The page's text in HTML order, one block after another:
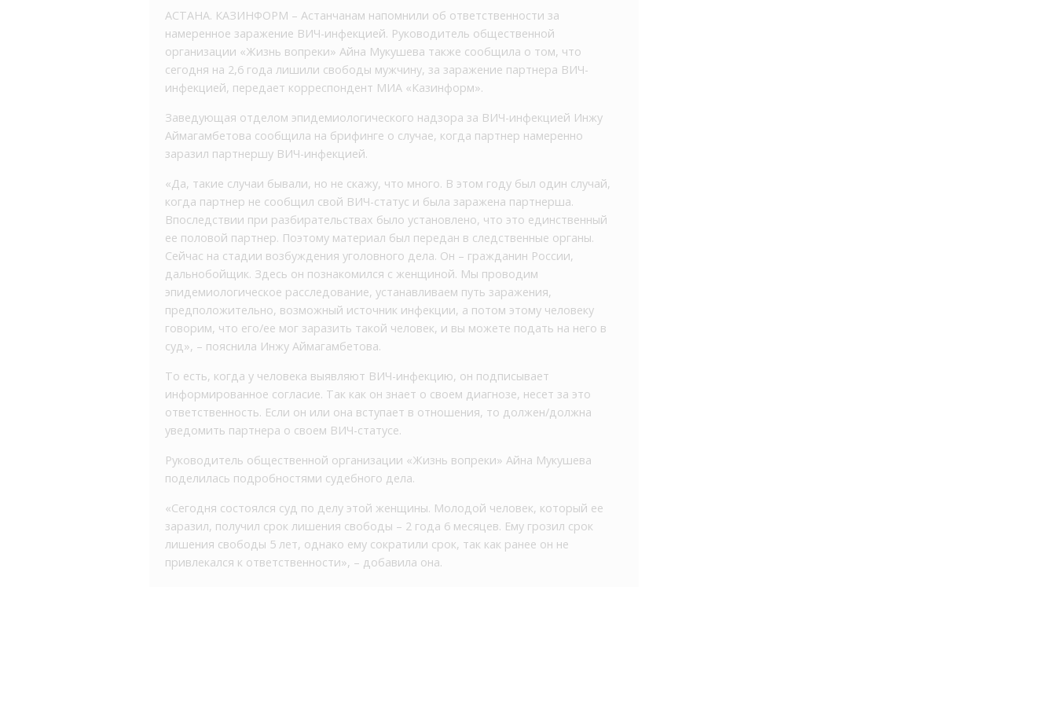
АСТАНА. КАЗИНФОРМ – Астанчанам напомнили об ответственности за
намеренное заражение ВИЧ-инфекцией. Руководитель общественной
организации «Жизнь вопреки» Айна Мукушева также сообщила о том, что
сегодня на 2,6 года лишили свободы мужчину, за заражение партнера ВИЧ-
инфекцией, передает корреспондент МИА «Казинформ».
Заведующая отделом эпидемиологического надзора за ВИЧ-инфекцией Инжу
Аймагамбетова сообщила на брифинге о случае, когда партнер намеренно
заразил партнершу ВИЧ-инфекцией.
«Да, такие случаи бывали, но не скажу, что много. В этом году был один случай,
когда партнер не сообщил свой ВИЧ-статус и была заражена партнерша.
Впоследствии при разбирательствах было установлено, что это единственный
ее половой партнер. Поэтому материал был передан в следственные органы.
Сейчас на стадии возбуждения уголовного дела. Он – гражданин России,
дальнобойщик. Здесь он познакомился с женщиной. Мы проводим
эпидемиологическое расследование, устанавливаем путь заражения,
предположительно, возможный источник инфекции, а потом этому человеку
говорим, что его/ее мог заразить такой человек, и вы можете подать на него в
суд», – пояснила Инжу Аймагамбетова.
То есть, когда у человека выявляют ВИЧ-инфекцию, он подписывает
информированное согласие. Так как он знает о своем диагнозе, несет за это
ответственность. Если он или она вступает в отношения, то должен/должна
уведомить партнера о своем ВИЧ-статусе.
Руководитель общественной организации «Жизнь вопреки» Айна Мукушева
поделилась подробностями судебного дела.
«Сегодня состоялся суд по делу этой женщины. Молодой человек, который ее
заразил, получил срок лишения свободы – 2 года 6 месяцев. Ему грозил срок
лишения свободы 5 лет, однако ему сократили срок, так как ранее он не
привлекался к ответственности», – добавила она.